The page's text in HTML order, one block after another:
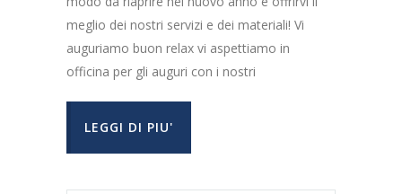
meglio dei nostri servizi e dei materiali! Vi
auguriamo buon relax vi aspettiamo in
officina per gli auguri con i nostri
LEGGI DI PIU'